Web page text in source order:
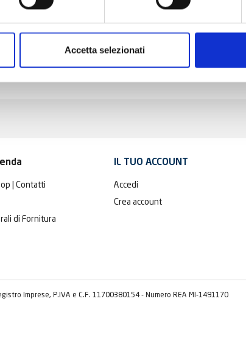
Accetta selezionati
| Contatti
di Fornitura
IL TUO ACCOUNT
Accedi
Crea account
Imprese, P.IVA e C.F. 11700380154 - Numero REA MI-1491170